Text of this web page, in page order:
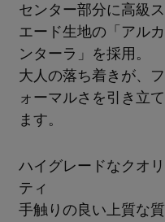
センター部分に高級ス
エード生地の「アルカ
ンターラ」を採用。
大人の落ち着きが、フ
ォーマルさを引き立て
ます。
ハイグレードなクオリ
ティ
手触りの良い上質な質